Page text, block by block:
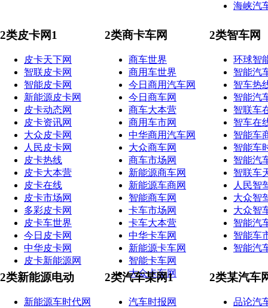
海峡汽
2类皮卡网1
皮卡天下网
智联皮卡网
智能皮卡网
新能源皮卡网
皮卡动态网
皮卡资讯网
大众皮卡网
人民皮卡网
皮卡热线
皮卡大本营
皮卡在线
皮卡市场网
多彩皮卡网
皮卡车世界
今日皮卡网
中华皮卡网
皮卡新能源网
2类商卡车网
商车世界
商用车世界
今日商用汽车网
今日商车网
商车大本营
商用车市网
中华商用汽车网
大众商车网
商车市场网
新能源商车网
新能源车商网
智能商车网
卡车市场网
卡车大本营
中华卡车网
新能源卡车网
智能卡车网
大众卡车网
2类智车网
环球智
智能汽
智车热
智能汽
智联车
智车在
智能车
智能车
智能汽
智联车
人民智
大众智
大众智
智能汽
智能车
智能汽
2类新能源电动
新能源车时代网
2类汽车某网1
汽车时报网
2类某汽车
品论汽